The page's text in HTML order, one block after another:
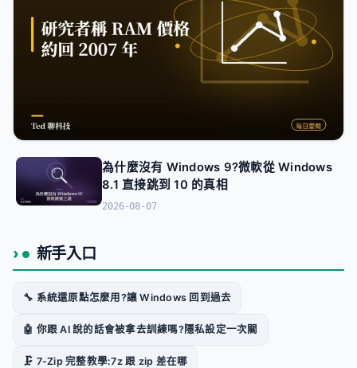
科技趨勢
2026-08-08
為什麼沒有 Windows 9?微軟從 Windows
8.1 直接跳到 10 的真相
2026-08-07
新手入口
🔧 系統還原點怎麼用?讓 Windows 回到過去
🤖 你跟 AI 說的話會被拿去訓練嗎?隱私設定一次關
🗜️ 7-Zip 完整教學:7z 跟 zip 差在哪